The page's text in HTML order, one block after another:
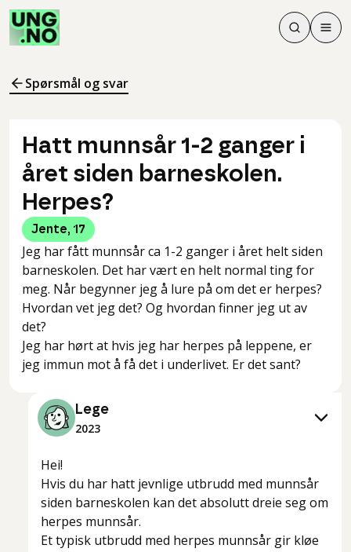
Søk
Søk
Meny
Spørsmål og svar
Hatt munnsår 1-2 ganger i
året siden barneskolen.
Herpes?
Jente, 17
Jeg har fått munnsår ca 1-2 ganger i året helt siden
barneskolen. Det har vært en helt normal ting for
meg. Når begynner jeg å lure på om det er herpes?
Hvordan vet jeg det? Og hvordan finner jeg ut av
det?
Jeg har hørt at hvis jeg har herpes på leppene, er
jeg immun mot å få det i underlivet. Er det sant?
Lege
2023
Hei!
Hvis du har hatt jevnlige utbrudd med munnsår
siden barneskolen kan det absolutt dreie seg om
herpes munnsår.
Et typisk utbrudd med herpes munnsår gir kløe